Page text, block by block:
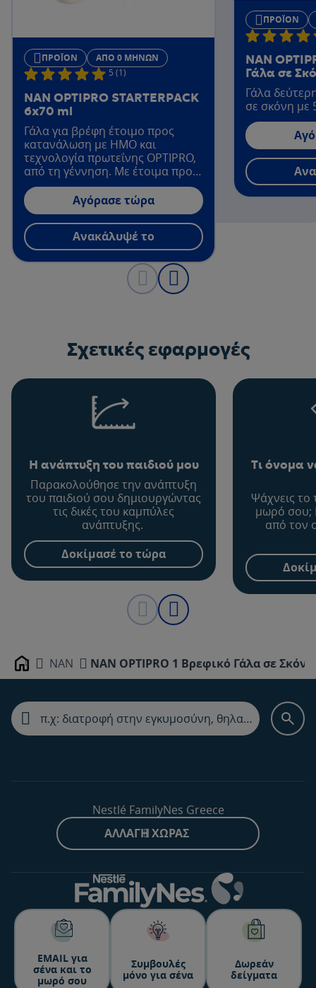
ΠΡΟΪΌΝ ΑΠΌ 0 ΜΗΝΏΝ
5 (1)
NAN OPTIPRO STARTERPACK
6x70 ml
Γάλα για βρέφη έτοιμο προς
κατανάλωση με ΗΜΟ και
τεχνολογία πρωτεΐνης OPTIPRO,
από τη γέννηση. Με έτοιμα προς
χρήση αποστειρωμένα
μπουκάλια και θηλές
Αγόρασε τώρα
Ανακάλυψέ το
ΠΡΟΪΌΝ
NAN
Γάλα σε
Γάλα
σε σκόνη
Σχετικές εφαρμογές
Η ανάπτυξη του παιδιού μου
Παρακολούθησε την ανάπτυξη
του παιδιού σου δημιουργώντας
τις δικές του καμπύλες
ανάπτυξης.
Δοκίμασέ το τώρα
Τι όνομα
Ψάχνεις το
μωρό σου;
από τον
Home NAN NAN OPTIPRO 1 Βρεφικό Γάλα σε Σκόνη
Nestlé FamilyNes Greece
ΑΛΛΑΓΉ ΧΏΡΑΣ
ΕΜΑΙL για
σένα και το
μωρό σου
Συμβουλές
μόνο για σένα
Δωρεάν
δείγματα